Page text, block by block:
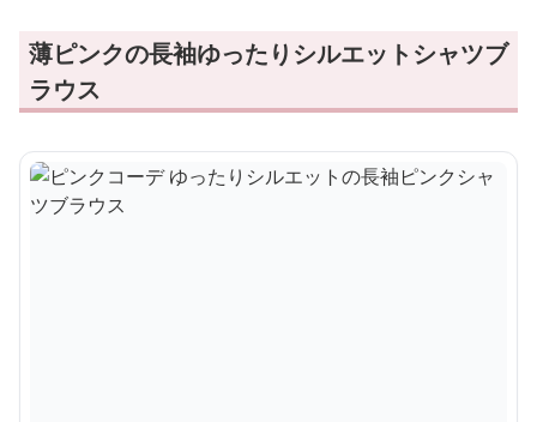
薄ピンクの長袖ゆったりシルエットシャツブ
ラウス